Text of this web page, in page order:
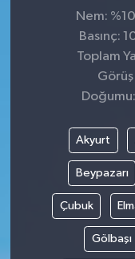
Nem:
Basınç:
Toplam
Akyurt
Beypazarı
Çubuk
Gölbaşı
KURDÎ
Sağlık
Sağlık &
Siyaset
Spor
Yaşam